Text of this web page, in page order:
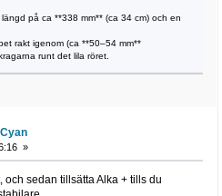
på ca **338 mm** (ca 34 cm) och en
rakt igenom (ca **50–54 mm**
runt det lila röret.
»
sedan tillsätta Alka + tills du